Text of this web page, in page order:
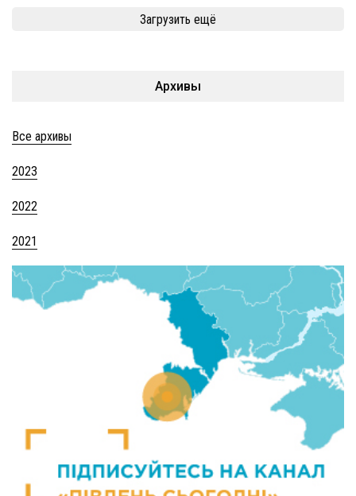
Загрузить ещё
Архивы
Все архивы
2023
2022
2021